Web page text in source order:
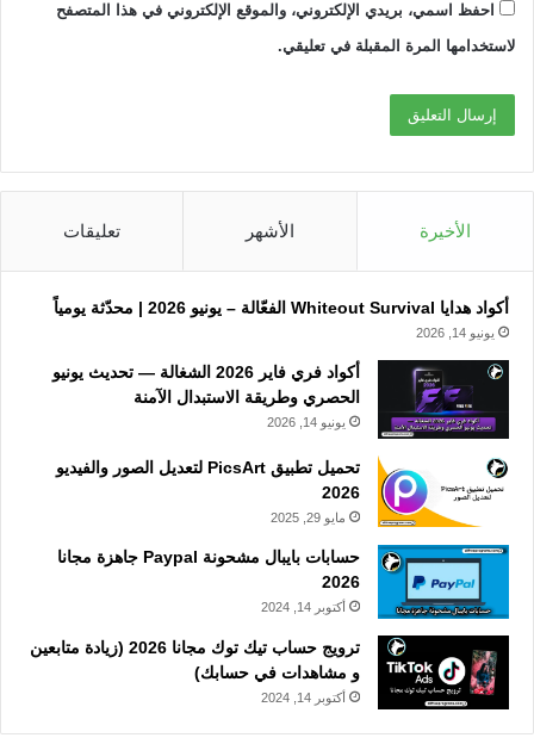
احفظ اسمي، بريدي الإلكتروني، والموقع الإلكتروني في هذا المتصفح
لاستخدامها المرة المقبلة في تعليقي.
الأخيرة الأشهر تعليقات
أكواد هدايا Whiteout Survival الفعّالة – يونيو 2026 | محدّثة يومياً
يونيو 14, 2026
أكواد فري فاير 2026 الشغالة — تحديث يونيو
الحصري وطريقة الاستبدال الآمنة
يونيو 14, 2026
تحميل تطبيق PicsArt لتعديل الصور والفيديو
2026
مايو 29, 2025
حسابات بايبال مشحونة Paypal جاهزة مجانا
2026
أكتوبر 14, 2024
ترويج حساب تيك توك مجانا 2026 (زيادة متابعين
و مشاهدات في حسابك)
أكتوبر 14, 2024